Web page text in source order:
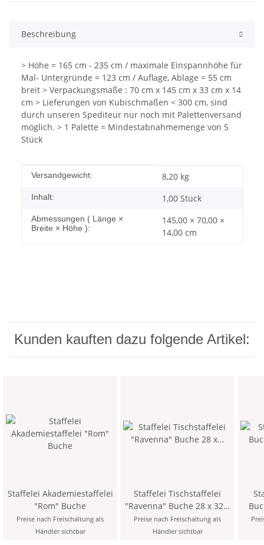
Beschreibung
> Höhe = 165 cm - 235 cm / maximale Einspannhöhe für
Mal- Untergründe = 123 cm / Auflage, Ablage = 55 cm
breit > Verpackungsmaße : 70 cm x 145 cm x 33 cm x 14
cm > Lieferungen von Kubischmaßen < 300 cm, sind
durch unseren Spediteur nur noch mit Palettenversand
möglich. > 1 Palette = Mindestabnahmemenge von 5
Stück
Produkteigenschaft
Wert
Versandgewicht: 8,20 kg
Inhalt: 1,00 Stück
Abmessungen ( Länge ×
Breite × Höhe ):
145,00 × 70,00 ×
14,00 cm
Kunden kauften dazu folgende Artikel:
Staffelei Akademiestaffelei
"Rom" Buche
Preise nach Freischaltung als
Händler sichtbar
Staffelei Tischstaffelei
"Ravenna" Buche 28 x 32 x
96 cm
Preise nach Freischaltung als
Händler sichtbar